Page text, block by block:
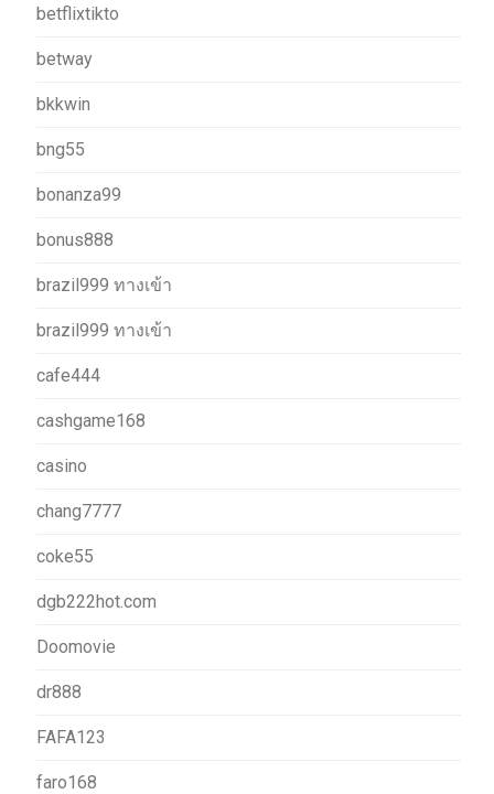
betflixtikto
betway
bkkwin
bng55
bonanza99
bonus888
brazil999 ทางเข้า
brazil999 ทางเข้า
cafe444
cashgame168
casino
chang7777
coke55
dgb222hot.com
Doomovie
dr888
FAFA123
faro168